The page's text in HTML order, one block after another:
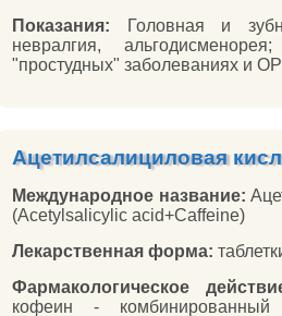
Показания: Головная и
невралгия,
"простудных" заболеваниях и
Ацетилсалициловая
Международное название:
(Acetylsalicylic acid+Caffeine)
Лекарственная форма:
Фармакологическое
кофеин - комбинированный